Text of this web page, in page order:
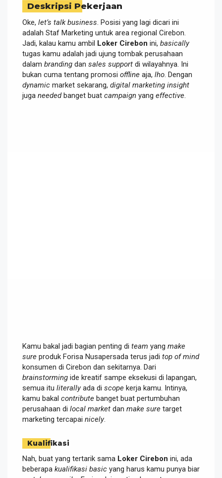
Deskripsi Pekerjaan
Oke, let’s talk business . Posisi yang lagi dicari ini
adalah Staf Marketing untuk area regional Cirebon.
Jadi, kalau kamu ambil Loker Cirebon ini, basically
tugas kamu adalah jadi ujung tombak perusahaan
dalam branding dan sales support di wilayahnya. Ini
bukan cuma tentang promosi offline aja, lho . Dengan
dynamic market sekarang, digital marketing insight
juga neededbanget buat campaign yang effective
Kamu bakal jadi bagian penting di team yang make
sure produk Forisa Nusapersada terus jadi top of mind
konsumen di Cirebon dan sekitarnya. Dari
brainstorming ide kreatif sampe eksekusi di lapangan,
semua itu literallyada di scope kerja kamu. Intinya,
kamu bakal contribute banget buat pertumbuhan
perusahaan di local market dan make sure target
marketing tercapai nicely.
Kualifikasi
Nah, buat yang tertarik sama Loker Cirebon ini, ada
beberapa kualifikasi basic yang harus kamu punya biar